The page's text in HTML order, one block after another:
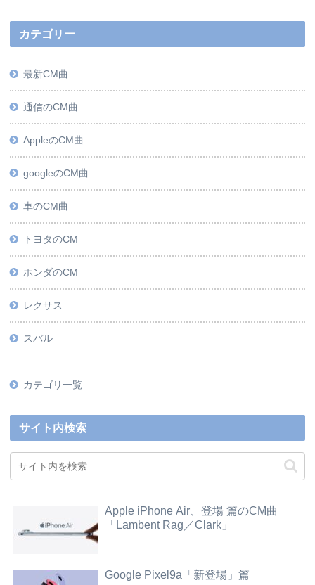
カテゴリー
最新CM曲
通信のCM曲
AppleのCM曲
googleのCM曲
車のCM曲
トヨタのCM
ホンダのCM
レクサス
スバル
カテゴリ一覧
サイト内検索
Apple iPhone Air、登場 篇のCM曲
「Lambent Rag／Clark」
Google Pixel9a「新登場」篇